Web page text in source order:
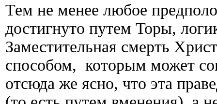
Тем не менее любое
достигнуто путем Торы,
Заместительная смерть
способом, которым может
отсюда же ясно, что эта